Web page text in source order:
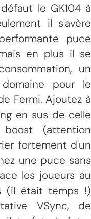
le GK104 à
il s'avère
puce
en plus il se
un
pour le
Fermi. Ajoutez à
en sus de celle
(attention
fortement d'un
une puce sans
les joueurs au
(il était temps !)
VSync, de